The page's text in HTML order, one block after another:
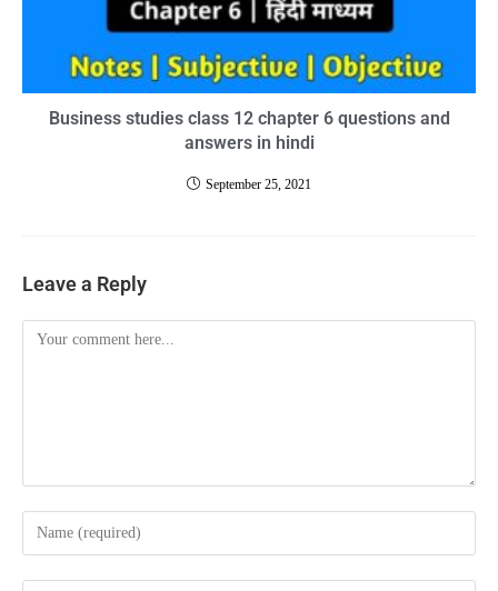
Business studies class 12 chapter 6 questions and
answers in hindi
September 25, 2021
Leave a Reply